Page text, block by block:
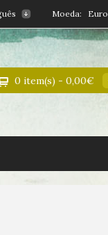
Moeda: Euro
0 item(s) - 0,00€